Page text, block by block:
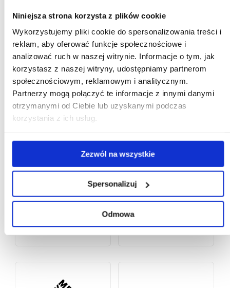
Niniejsza strona korzysta z plików cookie
Wykorzystujemy pliki cookie do spersonalizowania treści i
reklam, aby oferować funkcje społecznościowe i
analizować ruch w naszej witrynie. Informacje o tym, jak
korzystasz z naszej witryny, udostępniamy partnerom
społecznościowym, reklamowym i analitycznym.
Partnerzy mogą połączyć te informacje z innymi danymi
otrzymanymi od Ciebie lub uzyskanymi podczas
korzystania z ich usług.
Zezwól na wszystkie
Spersonalizuj
Odmowa